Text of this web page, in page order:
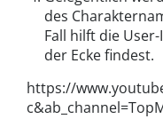
des
Fall hilft die
der Ecke findest.
https://